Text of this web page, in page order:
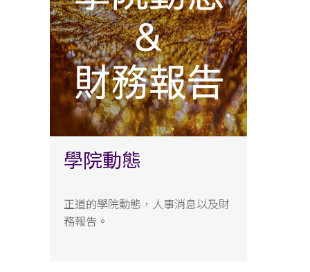
學院動態
正道的學院動態，人事消息以及財
務報告。